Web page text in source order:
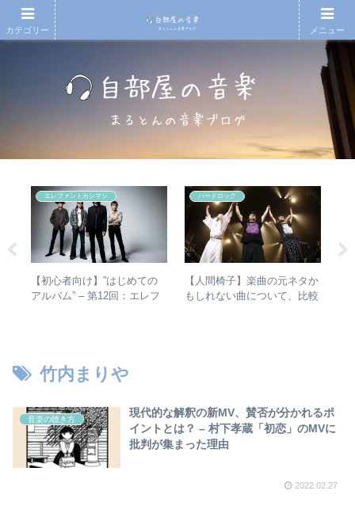
エレファントカシマシ
【初心者向け】”はじめての
アルバム” – 第12回：エレフ
ハードロック
【人間椅子】楽曲の元ネタか
もしれない曲について、比較
竹内まりや
音楽の聴き方
現代的な解釈の新MV、賛否が分かれるポ
イントとは？ – 村下孝蔵「初恋」のMVに
批判が集まった理由
2022.02.27
カテゴリー メニュー